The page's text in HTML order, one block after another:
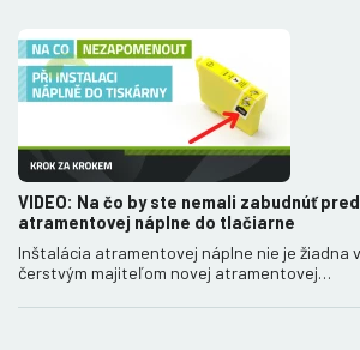
VIDEO: Na čo by ste nemali zabudnúť
atramentovej náplne do tlačiarne
Inštalácia atramentovej náplne nie je žiadna
čerstvým majiteľom novej atramentovej…